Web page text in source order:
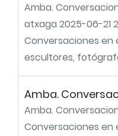
Amba.
atxaga 2025-06-21
Conversaciones en
escultores,
Amba.
Amba.
Conversaciones en